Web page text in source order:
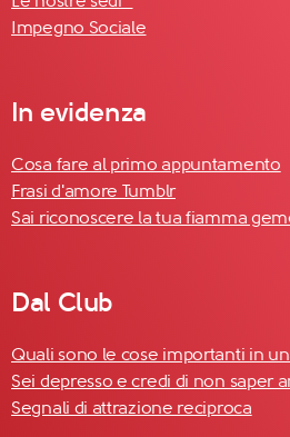
Impegno Sociale
In evidenza
Cosa fare al primo appuntamento
Frasi d'amore Tumblr
Sai riconoscere la tua fiamma
Dal Club
Quali sono le cose importanti in
Sei depresso e credi di non saper
Segnali di attrazione reciproca